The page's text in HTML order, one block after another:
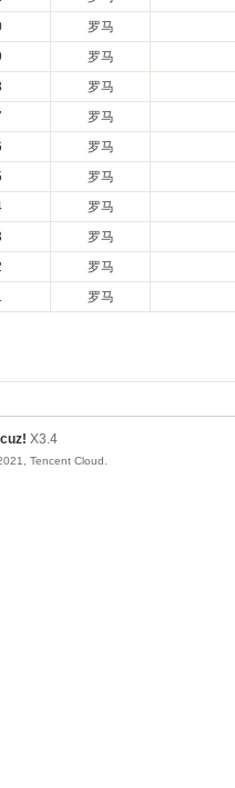
罗马
罗马
罗马
罗马
罗马
罗马
罗马
罗马
罗马
罗马
X3.4
Tencent Cloud.